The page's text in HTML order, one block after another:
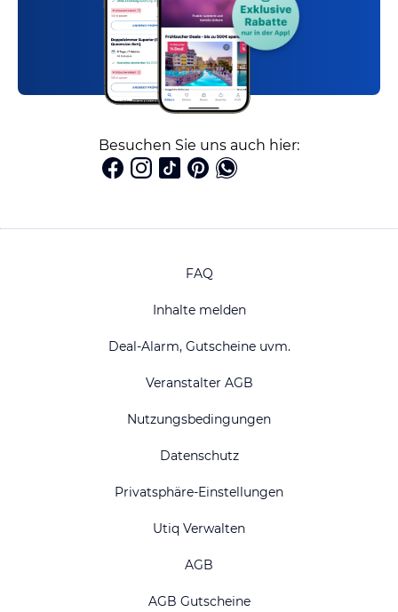
Besuchen Sie uns auch hier:
FAQ
Inhalte melden
Deal-Alarm, Gutscheine uvm.
Veranstalter AGB
Nutzungsbedingungen
Datenschutz
Privatsphäre-Einstellungen
Utiq Verwalten
AGB
AGB Gutscheine